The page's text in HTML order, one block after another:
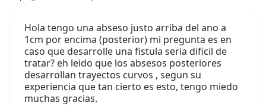
Hola tengo una abseso justo arriba del ano a
1cm por encima (posterior) mi pregunta es en
caso que desarrolle una fistula seria dificil de
tratar? eh leido que los absesos posteriores
desarrollan trayectos curvos , segun su
experiencia que tan cierto es esto, tengo miedo
muchas gracias.